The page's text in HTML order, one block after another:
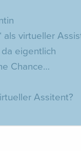
als virtueller
eigentlich
Chance…
Assitent?